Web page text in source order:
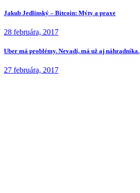
Jakub Jedlinský – Bitcoin: Mýty a praxe
28 februára, 2017
Uber má problémy. Nevadí, má už aj náhradníka.
27 februára, 2017